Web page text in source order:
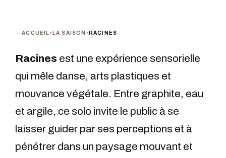
ACCUEIL› LA SAISON › RACINES
Racines est une expérience sensorielle
qui mêle danse, arts plastiques et
mouvance végétale. Entre graphite, eau
et argile, ce solo invite le public à se
laisser guider par ses perceptions et à
pénétrer dans un paysage mouvant et